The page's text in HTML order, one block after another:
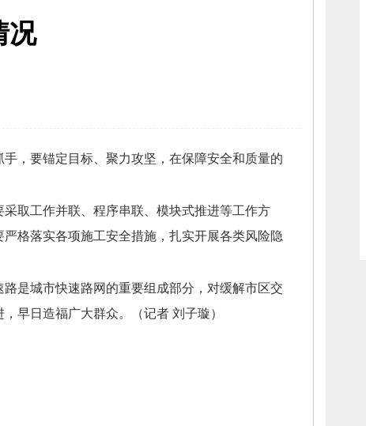
况
， 要锚定目标、 聚力攻坚， 在保障安全和质量的
采取工作并联、 程序串联、 模块式推进等工作方
严格落实各项施工安全措施， 扎实开展各类风险隐
路是城市快速路网的重要组成部分， 对缓解市区交
早日造福广大群众。 （记者 刘子璇）